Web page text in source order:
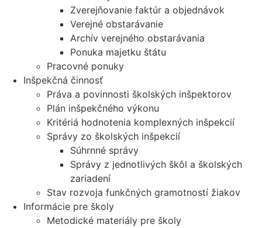
Zverejňovanie faktúr a objednávok
Verejné obstarávanie
Archív verejného obstarávania
Ponuka majetku štátu
Pracovné ponuky
Inšpekčná činnosť
Práva a povinnosti školských inšpektorov
Plán inšpekčného výkonu
Kritériá hodnotenia komplexných inšpekcií
Správy zo školských inšpekcií
Súhrnné správy
Správy z jednotlivých škôl a školských
zariadení
Stav rozvoja funkčných gramotností žiakov
Informácie pre školy
Metodické materiály pre školy